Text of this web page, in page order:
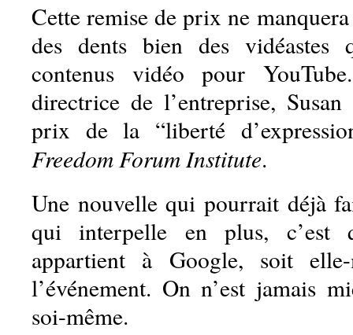
Cette remise de prix ne
des dents bien des vidéastes
contenus vidéo pour
directrice de l’entreprise,
prix de la “liberté
Freedom Forum Institute.
Une nouvelle qui pourrait déjà
qui interpelle en plus, c’est
appartient à Google, soit
l’événement. On n’est jamais
soi-même.